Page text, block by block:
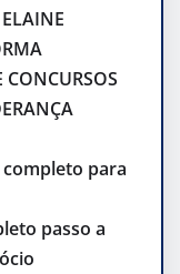
CONCURSOS
para
passo a